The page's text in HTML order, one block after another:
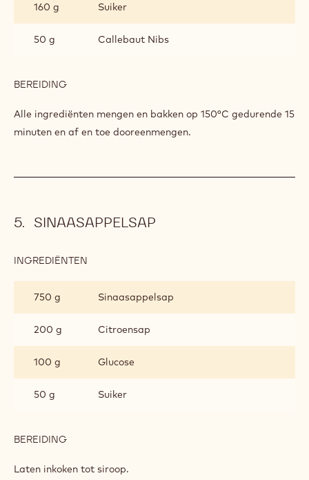
160 g Suiker
50 g Callebaut Nibs
BEREIDING
Alle ingrediënten mengen en bakken op 150°C gedurende 15
minuten en af en toe dooreenmengen.
SINAASAPPELSAP
INGREDIËNTEN
750 g
Sinaasappelsap
200 g Citroensap
100 g Glucose
50 g Suiker
BEREIDING
Laten inkoken tot siroop.